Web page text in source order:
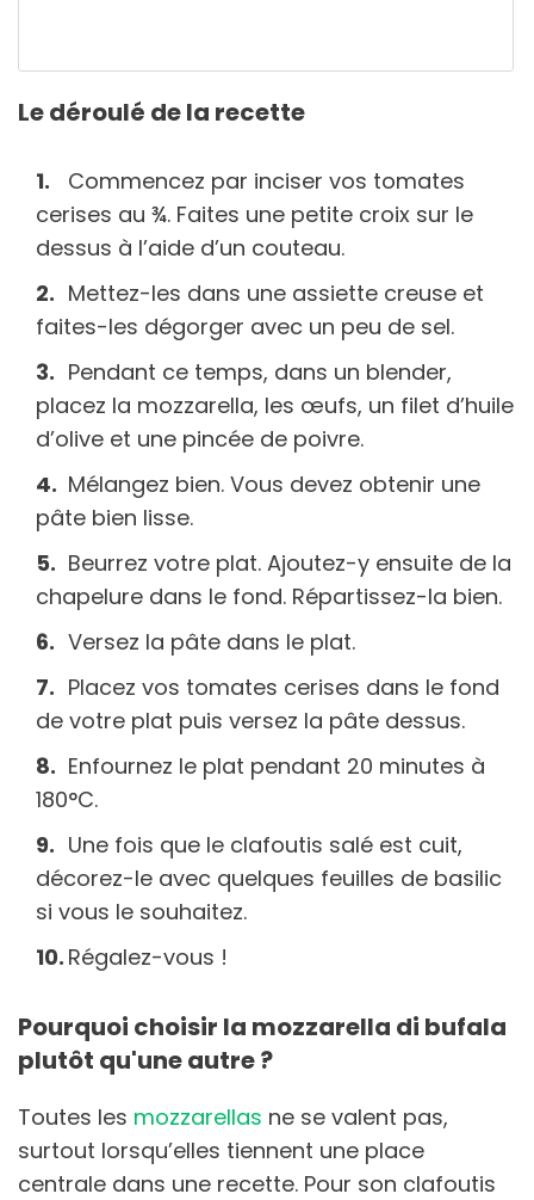
Le déroulé de la recette
Commencez par inciser vos tomates
cerises au ¾. Faites une petite croix sur le
dessus à l’aide d’un couteau.
Mettez-les dans une assiette creuse et
faites-les dégorger avec un peu de sel.
Pendant ce temps, dans un blender,
placez la mozzarella, les œufs, un filet d’huile
d’olive et une pincée de poivre.
Mélangez bien. Vous devez obtenir une
pâte bien lisse.
Beurrez votre plat. Ajoutez-y ensuite de la
chapelure dans le fond. Répartissez-la bien.
Versez la pâte dans le plat.
Placez vos tomates cerises dans le fond
de votre plat puis versez la pâte dessus.
Enfournez le plat pendant 20 minutes à
180°C.
Une fois que le clafoutis salé est cuit,
décorez-le avec quelques feuilles de basilic
si vous le souhaitez.
Régalez-vous !
Pourquoi choisir la mozzarella di bufala
plutôt qu'une autre ?
Toutes les mozzarellas ne se valent pas,
surtout lorsqu’elles tiennent une place
centrale dans une recette. Pour son clafoutis